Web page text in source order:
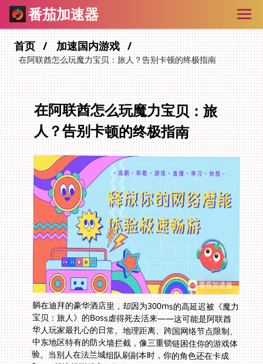
番茄加速器
首页 加速国内游戏
在阿联酋怎么玩魔力宝贝：旅人？告别卡顿的终极指南
在阿联酋怎么玩魔力宝贝：旅
人？告别卡顿的终极指南
躺在迪拜的豪华酒店里，却因为300ms的高延迟被《魔力
宝贝：旅人》的Boss虐得死去活来——这可能是阿联酋
华人玩家最扎心的日常。地理距离、跨国网络节点限制、
中东地区特有的防火墙拦截，像三重锁链困住你的游戏体
验。当别人在法兰城组队刷副本时，你的角色还在卡成
PPT。想流畅驯服宠物却全程漂移？别急，选择专业加速
器就是砍断锁链的斧头。接下来从实操角度教你突破地域